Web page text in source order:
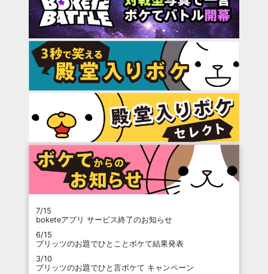
7/15
boketeアプリ サービス終了のお知らせ
6/15
プリッツのお題でひとことボケて結果発表
3/10
プリッツのお題でひと言ボケて キャンペーン